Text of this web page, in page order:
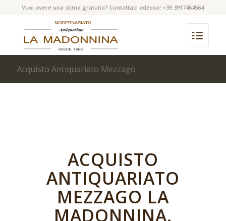
Vuoi avere una stima gratuita? Contattaci adesso! +39 3917464564
Acquisto Antiquariato Mezzago
ACQUISTO
ANTIQUARIATO
MEZZAGO LA
MADONNINA.